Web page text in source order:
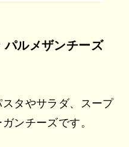
ルメザンチーズ
タやサラダ、スープ
ンチーズです。